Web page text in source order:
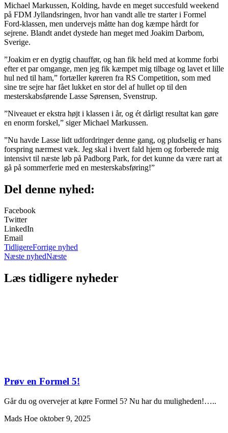
Michael Markussen, Kolding, havde en meget succesfuld weekend
på FDM Jyllandsringen, hvor han vandt alle tre starter i Formel
Ford-klassen, men undervejs måtte han dog kæmpe hårdt for
sejrene. Blandt andet dystede han meget med Joakim Darbom,
Sverige.
”Joakim er en dygtig chauffør, og han fik held med at komme forbi
efter et par omgange, men jeg fik kæmpet mig tilbage og lavet et lille
hul ned til ham,” fortæller køreren fra RS Competition, som med
sine tre sejre har fået lukket en stor del af hullet op til den
mesterskabsførende Lasse Sørensen, Svenstrup.
”Niveauet er ekstra højt i klassen i år, og ét dårligt resultat kan gøre
en enorm forskel,” siger Michael Markussen.
”Nu havde Lasse lidt udfordringer denne gang, og pludselig er hans
forspring nærmest væk. Jeg skal i hvert fald hjem og forberede mig
intensivt til næste løb på Padborg Park, for det kunne da være rart at
gå på sommerferie med en mesterskabsføring!”
Del denne nyhed:
Facebook
Twitter
LinkedIn
Email
TidligereForrige nyhed
Næste nyhedNæste
Læs tidligere nyheder
Prøv en Formel 5!
Går du og overvejer at køre Formel 5? Nu har du muligheden!…..
Mads Hoe oktober 9, 2025